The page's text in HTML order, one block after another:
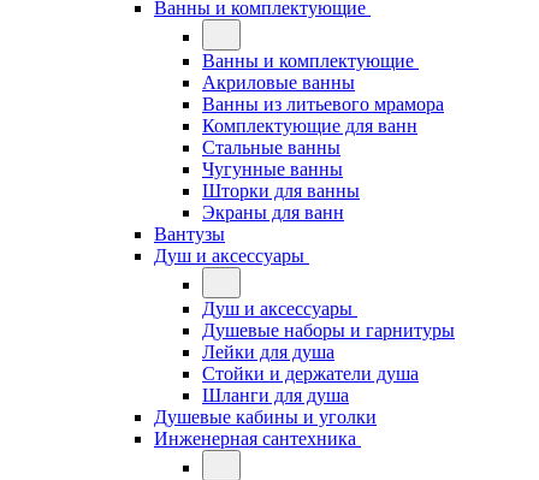
Ванны и комплектующие
Ванны и комплектующие
Акриловые ванны
Ванны из литьевого мрамора
Комплектующие для ванн
Стальные ванны
Чугунные ванны
Шторки для ванны
Экраны для ванн
Вантузы
Душ и аксессуары
Душ и аксессуары
Душевые наборы и гарнитуры
Лейки для душа
Стойки и держатели душа
Шланги для душа
Душевые кабины и уголки
Инженерная сантехника